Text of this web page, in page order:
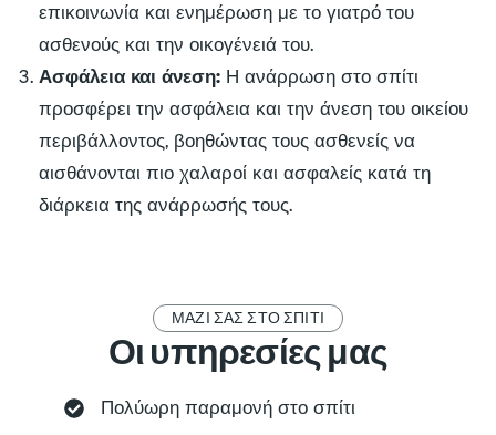
επικοινωνία και ενημέρωση με το γιατρό του
ασθενούς και την οικογένειά του.
Ασφάλεια και άνεση: Η ανάρρωση στο σπίτι
προσφέρει την ασφάλεια και την άνεση του οικείου
περιβάλλοντος, βοηθώντας τους ασθενείς να
αισθάνονται πιο χαλαροί και ασφαλείς κατά τη
διάρκεια της ανάρρωσής τους.
ΜΑΖΙ ΣΑΣ ΣΤΟ ΣΠΙΤΙ
Οι υπηρεσίες μας
Πολύωρη παραμονή στο σπίτι